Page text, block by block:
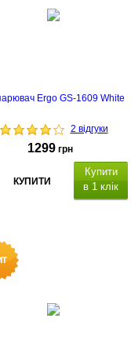
Ergo GS-1609 White
2 відгуки
1299 грн
КУПИТИ
Купити
в 1 клік